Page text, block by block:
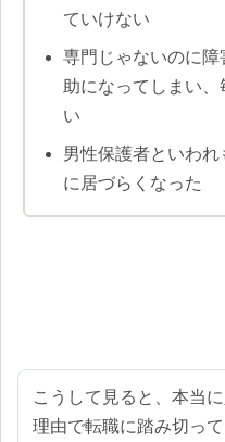
ていけない
専門じゃないのに
助になってしまい
い
男性保護者といわ
に居づらくなった
こうして見ると、本当
理由で転職に踏み切っ